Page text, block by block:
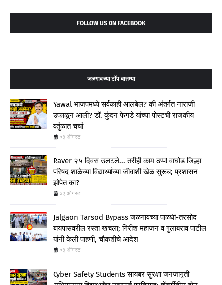
FOLLOW US ON FACEBOOK
जळगावच्या टॉप बातम्या
Yawal भाजपमध्ये सर्वकाही आलबेल? की अंतर्गत नाराजी
उफाळून आली? डॉ. कुंदन फेगडे यांच्या पोस्टची राजकीय
वर्तुळात चर्चा
०३ ऑगस्ट
Raver २५ दिवस उलटले... तरीही काम ठप्प! वाघोड जिल्हा
परिषद शाळेच्या विद्यार्थ्यांच्या जीवाशी खेळ सुरूच; प्रशासन
झोपेत का?
०२ ऑगस्ट
Jalgaon Tarsod Bypass जळगावच्या पाळधी-तरसोद
बायपासवरील रस्ता खचला; गिरीश महाजन व गुलाबराव पाटील
यांनी केली पाहणी, चौकशीचे आदेश
०३ ऑगस्ट
Cyber Safety Students सायबर सुरक्षा जनजागृती